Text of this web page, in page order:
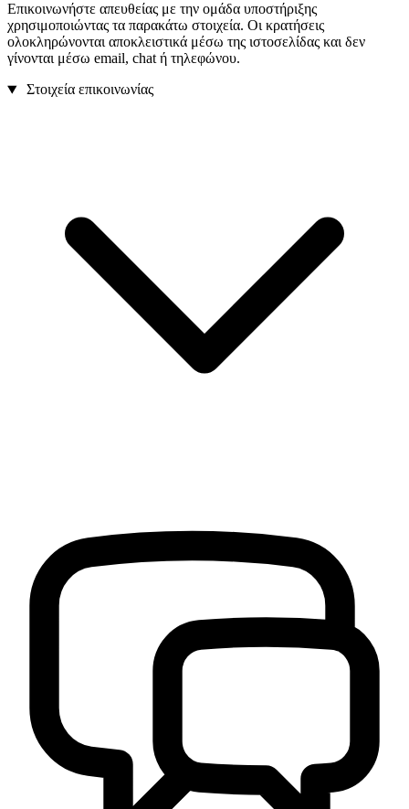
Επικοινωνήστε απευθείας με την ομάδα υποστήριξης
χρησιμοποιώντας τα παρακάτω στοιχεία. Οι κρατήσεις
ολοκληρώνονται αποκλειστικά μέσω της ιστοσελίδας και δεν
γίνονται μέσω email, chat ή τηλεφώνου.
Στοιχεία επικοινωνίας